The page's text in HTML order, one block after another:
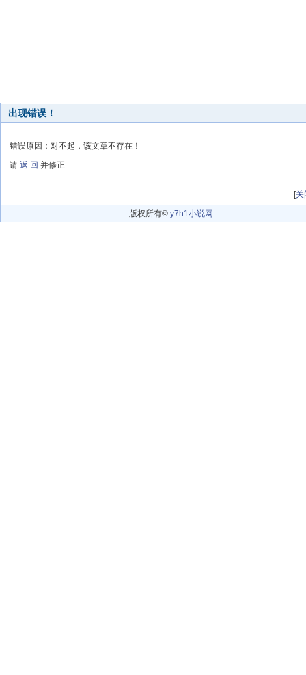
出现错误！
错误原因：对不起，该文章不存在！
请 返 回 并修正
[关
版权所有© y7h1小说网